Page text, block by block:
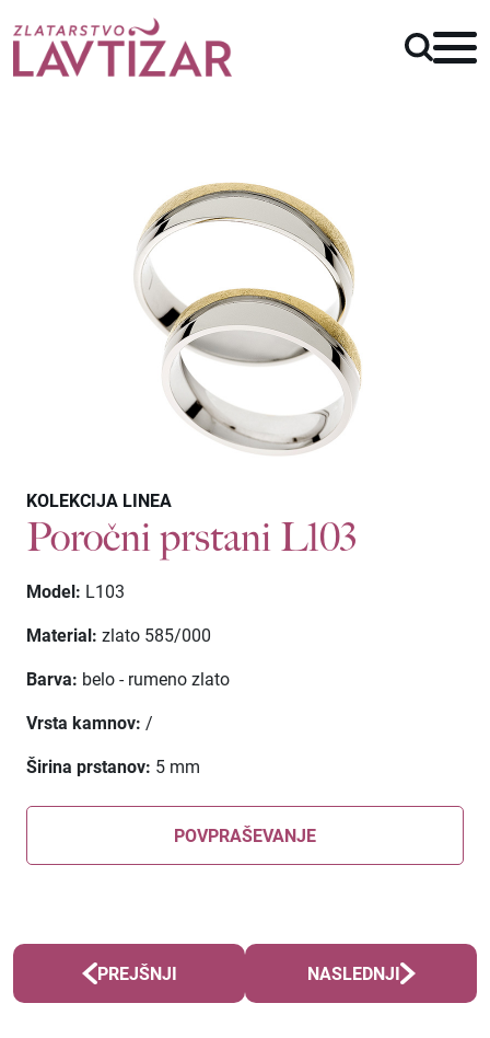
KOLEKCIJA LINEA
Poročni prstani L103
Model: L103
Material: zlato 585/000
Barva: belo - rumeno zlato
Vrsta kamnov: /
Širina prstanov: 5 mm
POVPRAŠEVANJE
PREJŠNJI NASLEDNJI